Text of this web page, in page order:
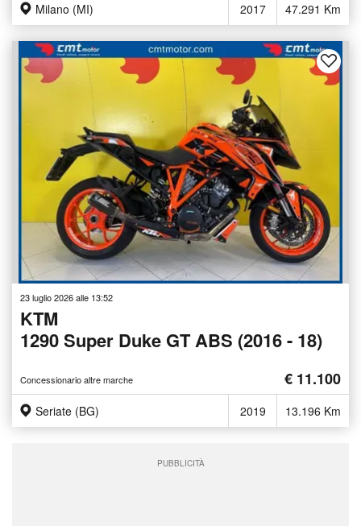
Milano (MI) 2017 47.291 Km
23 luglio 2026 alle 13:52
KTM
1290 Super Duke GT ABS (2016 - 18)
Concessionario altre marche € 11.100
Seriate (BG) 2019 13.196 Km
PUBBLICITÀ